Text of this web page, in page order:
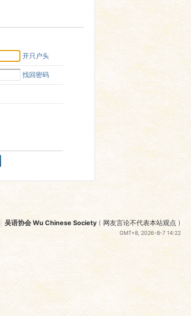
开只户头
找回密码
吴语协会 Wu Chinese Society ( 网友言论不代表本站观点 )
GMT+8, 2026-8-7 14:22